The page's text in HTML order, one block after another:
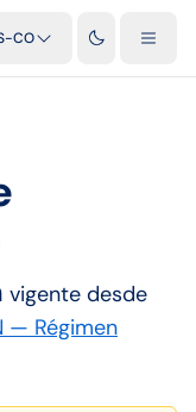
CO
vigente desde
— Régimen